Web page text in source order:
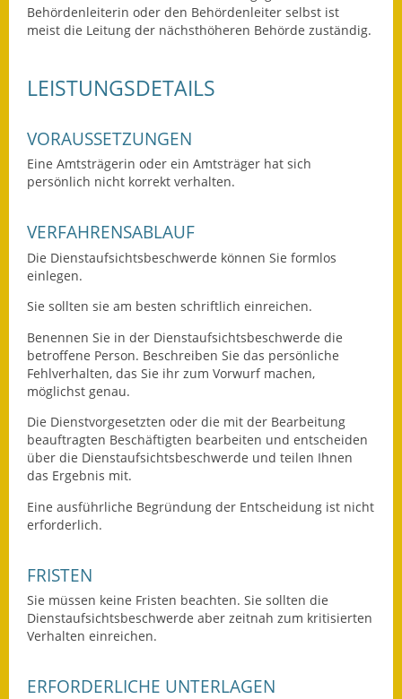
Fundbehörde
Sitzungsberichte 2017
Sitzungsberichte 2019
Sitzungsberichte 2020
Gemeindeverwaltung
Eröffnungsbilanz
Getrennte
Jahresabschlüsse
Heiraten in Notzingen
Behördenleiterin oder den Behördenleiter selbst ist
meist die Leitung der nächsthöheren Behörde zuständig.
LEISTUNGSDETAILS
VORAUSSETZUNGEN
Eine Amtsträgerin oder ein Amtsträger hat sich
persönlich nicht korrekt verhalten.
VERFAHRENSABLAUF
Die Dienstaufsichtsbeschwerde können Sie formlos
einlegen.
Sie sollten sie am besten schriftlich einreichen.
Benennen Sie in der Dienstaufsichtsbeschwerde die
betroffene Person. Beschreiben Sie das persönliche
Fehlverhalten, das Sie ihr zum Vorwurf machen,
möglichst genau.
Die Dienstvorgesetzten oder die mit der Bearbeitung
beauftragten Beschäftigten bearbeiten und entscheiden
über die Dienstaufsichtsbeschwerde und teilen Ihnen
das Ergebnis mit.
Eine ausführliche Begründung der Entscheidung ist nicht
erforderlich.
FRISTEN
Sie müssen keine Fristen beachten. Sie sollten die
Dienstaufsichtsbeschwerde aber zeitnah zum kritisierten
Verhalten einreichen.
ERFORDERLICHE UNTERLAGEN